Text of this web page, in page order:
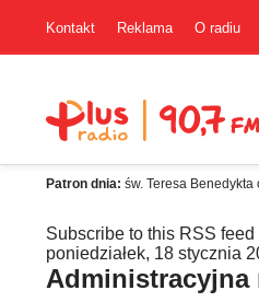
Kontakt Reklama O radiu
Patron dnia: św. Teresa
Subscribe to this RSS feed
poniedziałek, 18 stycznia
Administracyjna